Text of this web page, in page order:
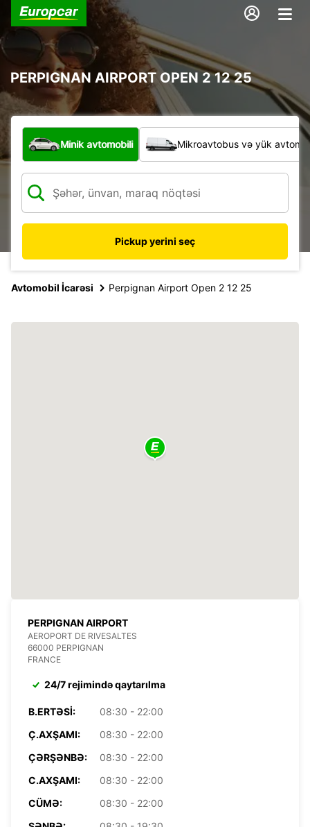
PERPIGNAN AIRPORT OPEN 2 12 25
Hansı növ nəqliyyat vasitəsi?
Minik avtomobili Mikroavtobus və yük
Pickup yerini seç
Avtomobil İcarəsi Perpignan Airport Open 2 12 25
PERPIGNAN AIRPORT
AEROPORT DE RIVESALTES
66000 PERPIGNAN
FRANCE
24/7 rejimində qaytarılma
B.ERTƏSI:
08:30 - 22:00
Ç.AXŞAMI:
08:30 - 22:00
ÇƏRŞƏNBƏ:
08:30 - 22:00
C.AXŞAMI:
08:30 - 22:00
CÜMƏ:
08:30 - 22:00